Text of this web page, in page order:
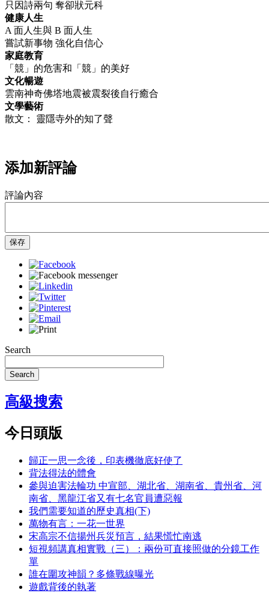
只因詩兩句 奪卻狀元科
健康人生
A 面人生與 B 面人生
嘗試新事物 強化自信心
家庭教育
「競」的危害和「競」的美好
文化暢遊
雲南神奇佛塔地震被震裂後自行癒合​​​​​​​
文學藝術
散文： 靈隱寺外的知了聲
添加新評論
評論內容
保存
Search
Search
高級搜索
今日頭版
歸正一思一念後，印表機徹底好使了
背法得法的體會
參與迫害法輪功 中宣部、湖北省、湖南省、貴州省、河
南省、黑龍江省又有七名官員遭惡報
我們需要知道的歷史真相(下)
萬物有言：一花一世界
宋高宗不信揚州兵災預言，結果慌忙南逃
短視頻講真相實戰（三）：兩份可直接照做的分鏡工作
單
誰在圍攻神韻？多條戰線曝光
遊戲背後的執著